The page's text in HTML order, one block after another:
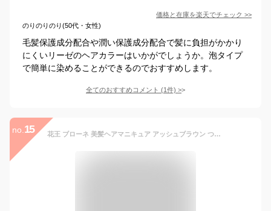
価格と在庫を楽天でチェック >>
のりのりのり(50代・女性)
毛髪保護成分配合や潤い保護成分配合で髪に負担がかかり
にくいリーゼのヘアカラーはいかがでしょうか。泡タイプ
で簡単に染めることができるのでおすすめします。
全てのおすすめコメント (1件) >
no. 15 花王 ブローネ 美髪ヘアマニキュア アッシュブラウン つけかえ用 72g